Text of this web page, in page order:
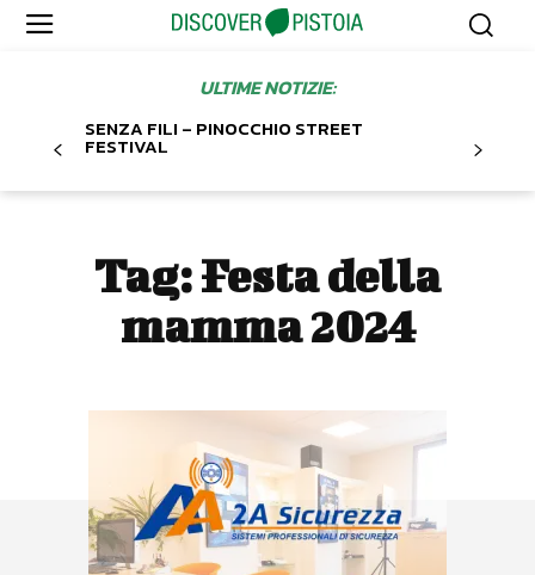
ULTIME NOTIZIE:
SENZA FILI – PINOCCHIO STREET
FESTIVAL
Tag:Festa della
mamma 2024